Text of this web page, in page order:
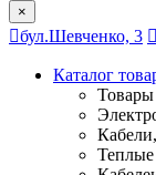
×
бул.Шевченко, 3
Каталог
Товары
Теплые